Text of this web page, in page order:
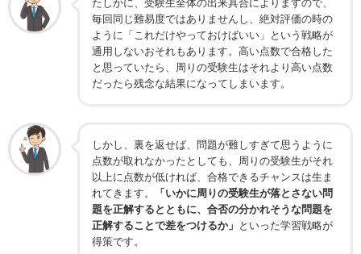
たしかに、受験生全体の出来具合によりますので、
毎回同じ難易度ではありませんし、絶対評価の時の
ように「これだけやっておけばいい」という戦略が
通用しないおそれもあります。高い点数で合格した
と思っていたら、周りの受験生はそれより高い点数
だったら残念な結果になってしまいます。
しかし、裏を返せば、問題が難しすぎて思うように
点数が取れなかったとしても、周りの受験生がそれ
以上に点数が低ければ、合格できるチャンスは生ま
れてきます。
「いかに周りの受験生が落とさない問
題を正解するとともに、合否の分かれそうな問題を
正解することで差をつけるか」 といった学習戦略が
得策です。